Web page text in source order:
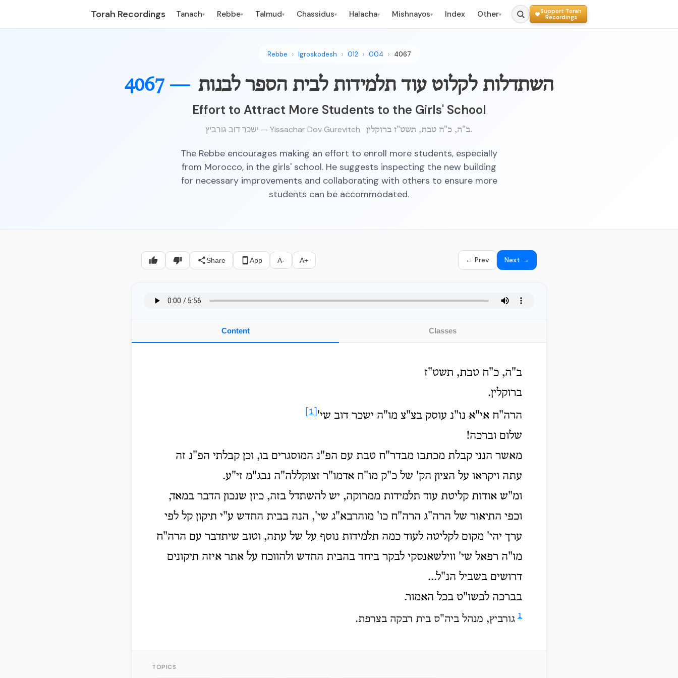
Torah Recordings Tanach▾ Rebbe▾ Talmud▾ Chassidus▾ Halacha▾ Mishnayos▾ Index Other▾
Support Torah
Recordings
Rebbe Igroskodesh 012 004 4067
4067 — השתדלות לקלוט עוד תלמידות לבית הספר לבנות
Effort to Attract More Students to the Girls' School
ישכר דוב גורביץ — Yissachar Dov Gurevitch ב"ה, כ"ח טבת, תשט"ז ברוקלין.
The Rebbe encourages making an effort to enroll more students, especially
from Morocco, in the girls' school. He suggests inspecting the new building
for necessary improvements and collaborating with others to ensure more
students can be accommodated.
Share App A- A+ ← Prev Next →
Content Classes
ב"ה, כ"ח טבת, תשט"ז
ברוקלין.
הרה"ח אי"א נו"נ עוסק בצ"צ מו"ה ישכר דוב שי'
שלום וברכה!
מאשר הנני קבלת מכתבו מבדר"ח טבת עם הפ"נ המוסגרים בו, וכן קבלתי הפ"נ זה
עתה ויקראו על הציון הק' של כ"ק מו"ח אדמו"ר זצוקללה"ה נבג"מ זי"ע.
ומ"ש אודות קליטת עוד תלמידות ממרוקה, יש להשתדל בזה, כיון שנכון הדבר במאד,
וכפי התיאור של הרה"ג הרה"ח כו' מוהרבא"ג שי', הנה בבית החדש ע"י תיקון קל לפי
ערך יהי' מקום לקליטה לעוד כמה תלמידות נוסף על של עתה, וטוב שיתדבר עם הרה"ח
מו"ה רפאל שי' ווילשאנסקי לבקר ביחד בהבית החדש ולהווכח על אתר איזה תיקונים
דרושים בשביל הנ"ל...
בברכה לבשו"ט בכל האמור.
1 גורביץ, מנהל ביה"ס בית רבקה בצרפת.
TOPICS